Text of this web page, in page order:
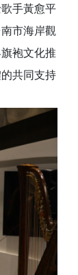
手黃愈平
市海岸觀
袍文化推
共同支持